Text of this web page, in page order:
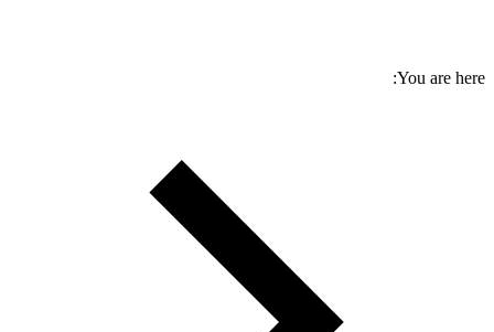
You are here: